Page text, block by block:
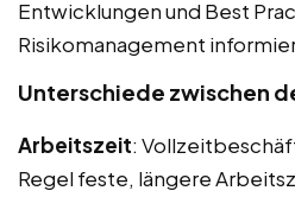
Entwicklungen und Best
Risikomanagement
Unterschiede zwischen
Arbeitszeit:
Regel feste, längere